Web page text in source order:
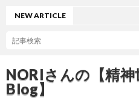
NORIさんの【精神
Blog】
NEW ARTICLE